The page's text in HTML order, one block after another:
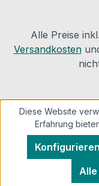
Alle Preise
Versandkosten
Diese Website
Erfahrung
Konfigurieren